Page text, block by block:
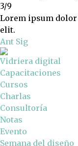
3/9
Lorem ipsum
elit.
Ant Sig
Vidriera digital
Capacitaciones
Cursos
Charlas
Consultoría
Notas
Evento
Semana del diseño